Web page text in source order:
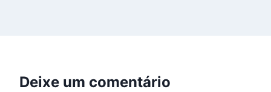
Deixe um comentário